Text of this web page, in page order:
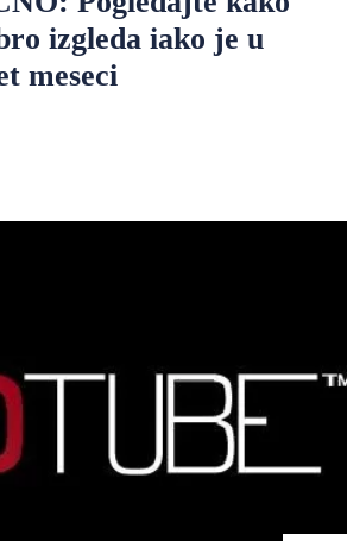
izgleda iako je u
meseci